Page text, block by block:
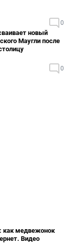
0
новый
Маугли после
0
как медвежонок
Видео